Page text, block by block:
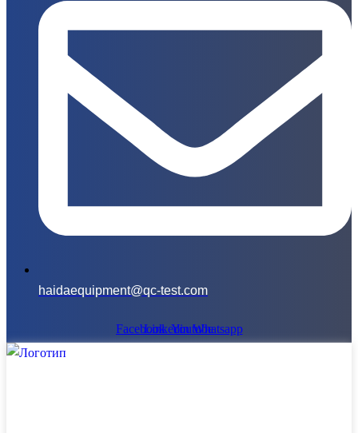
haidaequipment@qc-test.com
FacebookLinkedinYoutubeWhatsapp